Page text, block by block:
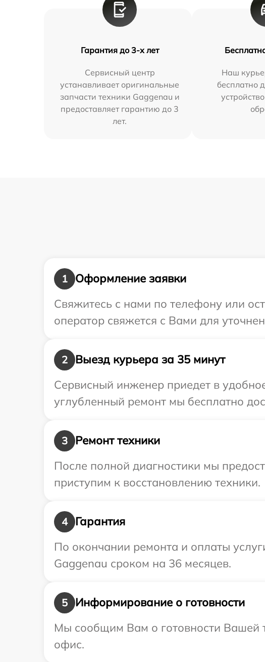
Гарантия до 3-х лет
Сервисный центр
устанавливает оригинальные
запчасти техники Gaggenau и
предоставляет гарантию до 3
лет.
Наш
бесплатно
1
Оформление заявки
Свяжитесь с нами по телефону или
оператор свяжется с Вами для
2
Выезд курьера за 35 минут
Сервисный инженер приедет в
углубленный ремонт мы бесплатно
3
Ремонт техники
После полной диагностики мы
приступим к восстановлению техники.
4
Гарантия
По окончании ремонта и оплаты
Gaggenau сроком на 36 месяцев.
5
Информирование о готовности
Мы сообщим Вам о готовности Вашей
офис.